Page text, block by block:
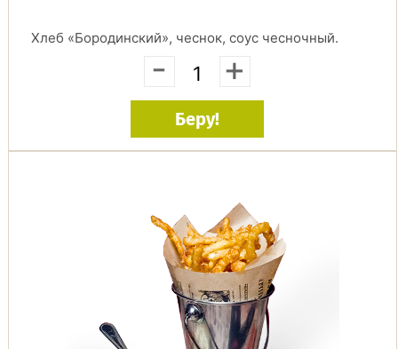
Хлеб «Бородинский», чеснок, соус чесночный.
- +
Беру!